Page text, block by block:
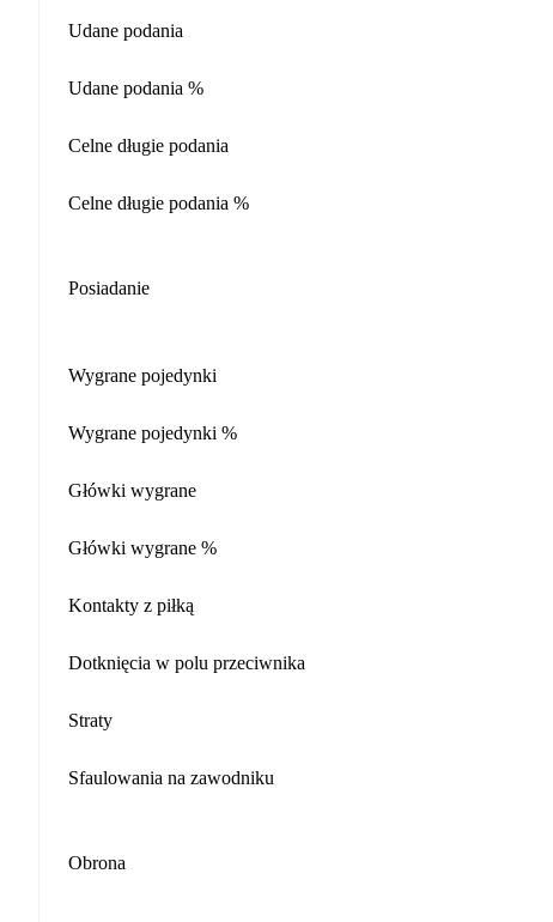
Udane podania
Udane podania %
Celne długie podania
Celne długie podania %
Posiadanie
Wygrane pojedynki
Wygrane pojedynki %
Główki wygrane
Główki wygrane %
Kontakty z piłką
Dotknięcia w polu przeciwnika
Straty
Sfaulowania na zawodniku
Obrona